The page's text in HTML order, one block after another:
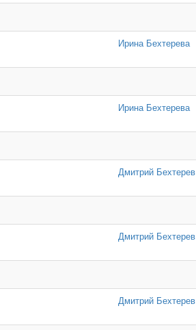
Ирина Бехтерева
Ирина Бехтерева
Дмитрий Бехтерев
Дмитрий Бехтерев
Дмитрий Бехтерев